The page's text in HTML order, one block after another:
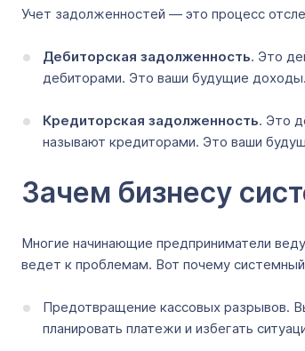
Учет задолженностей — это процесс
Дебиторская задолженность. Это
дебиторами. Это ваши будущие доходы.
Кредиторская задолженность. Это
называют кредиторами. Это ваши
Зачем бизнесу
Многие начинающие предприниматели
ведет к проблемам. Вот почему
Предотвращение кассовых разрывов.
планировать платежи и избегать